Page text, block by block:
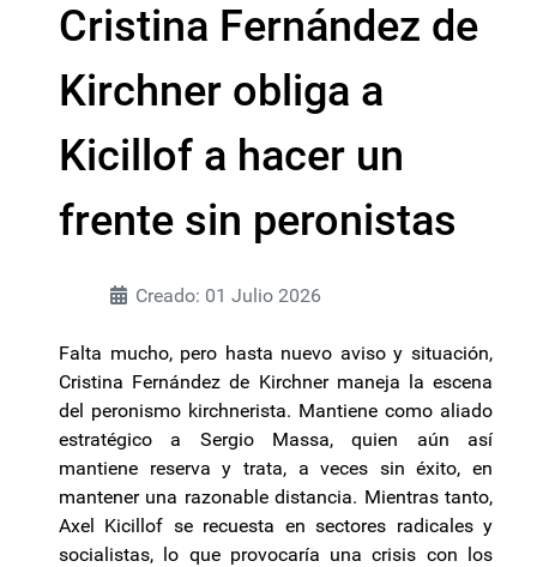
Cristina Fernández de
Kirchner obliga a
Kicillof a hacer un
frente sin peronistas
Creado: 01 Julio 2026
Falta mucho, pero hasta nuevo aviso y situación,
Cristina Fernández de Kirchner maneja la escena
del peronismo kirchnerista. Mantiene como aliado
estratégico a Sergio Massa, quien aún así
mantiene reserva y trata, a veces sin éxito, en
mantener una razonable distancia. Mientras tanto,
Axel Kicillof se recuesta en sectores radicales y
socialistas, lo que provocaría una crisis con los